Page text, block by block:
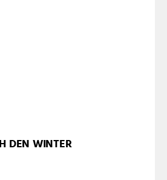
DEN WINTER